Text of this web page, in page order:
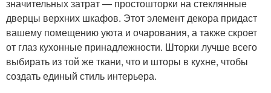
значительных затрат — простошторки на стеклянные
дверцы верхних шкафов. Этот элемент декора придаст
вашему помещению уюта и очарования, а также скроет
от глаз кухонные принадлежности. Шторки лучше всего
выбирать из той же ткани, что и шторы в кухне, чтобы
создать единый стиль интерьера.